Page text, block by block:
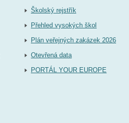
Školský rejstřík
Přehled vysokých škol
Plán veřejných zakázek 2026
Otevřená data
PORTÁL YOUR EUROPE